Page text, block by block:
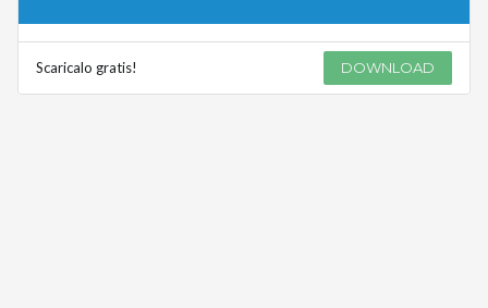
Scaricalo gratis! DOWNLOAD